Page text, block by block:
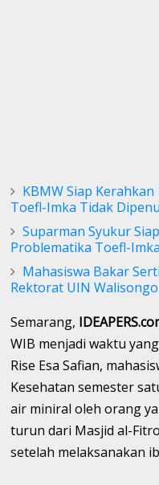
KBMW Siap
Toefl-Imka Tidak
Suparman Syukur
Problematika Toefl-Imka
Mahasiswa Bakar
Rektorat UIN Walisongo
Semarang,
WIB menjadi waktu
Rise Esa Safian,
Kesehatan semester
air miniral oleh orang
turun dari Masjid al-
setelah melaksanakan